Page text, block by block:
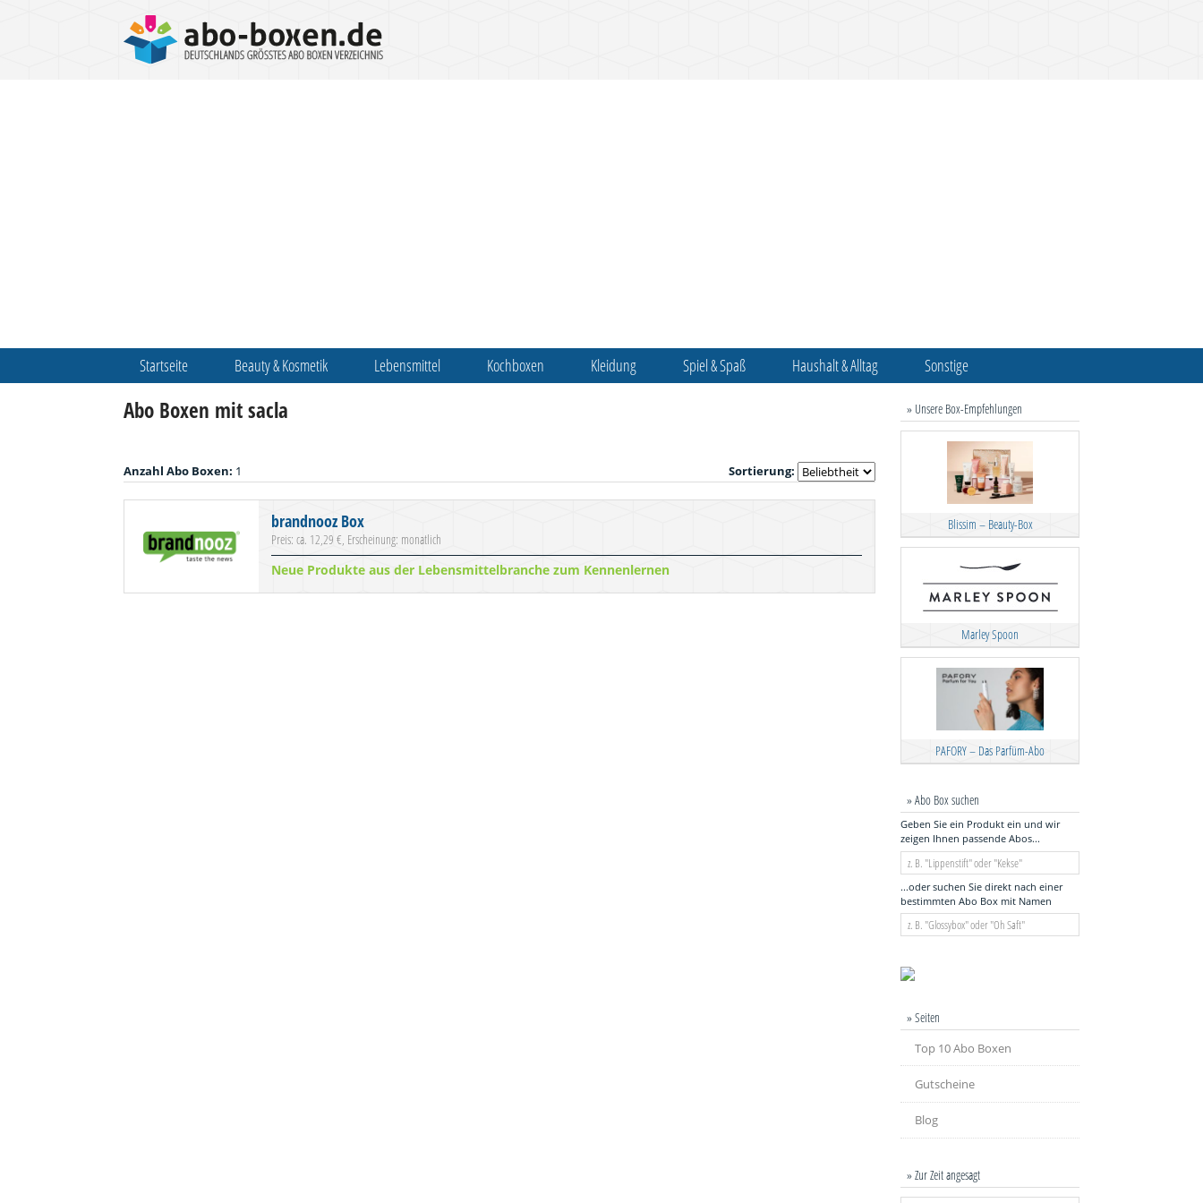
Startseite Beauty & Kosmetik Lebensmittel Kochboxen Kleidung Spiel & Spaß Haushalt & Alltag Sonstige
Abo Boxen mit sacla
Anzahl Abo Boxen: 1 Sortierung:
brandnooz Box
Preis: ca. 12,29 €, Erscheinung: monatlich
Neue Produkte aus der Lebensmittelbranche zum Kennenlernen
» Unsere Box-Empfehlungen
Blissim – Beauty-Box
Marley Spoon
PAFORY – Das Parfüm-Abo
» Abo Box suchen
Geben Sie ein Produkt ein und wir
zeigen Ihnen passende Abos...
...oder suchen Sie direkt nach einer
bestimmten Abo Box mit Namen
» Seiten
Top 10 Abo Boxen
Gutscheine
Blog
» Zur Zeit angesagt